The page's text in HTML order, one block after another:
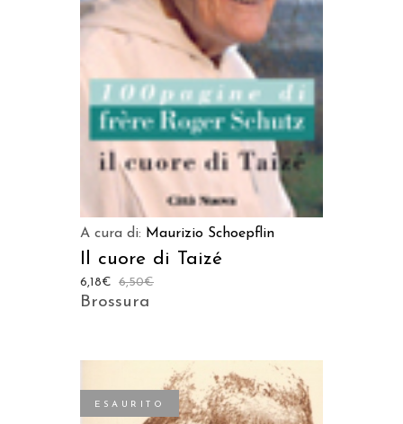
AGGIUNGI AL CARRELLO
A cura di: Maurizio Schoepflin
Il cuore di Taizé
6,50€
6,18€
Brossura
ESAURITO